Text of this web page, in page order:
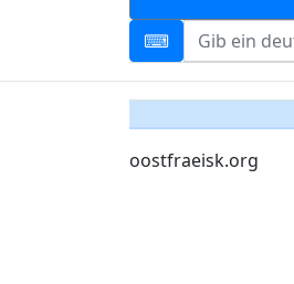
oostfraeisk.org